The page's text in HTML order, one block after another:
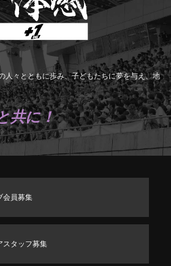
人々とともに歩み、子どもたちに夢を与え、地
共に！
会員募集
スタッフ募集